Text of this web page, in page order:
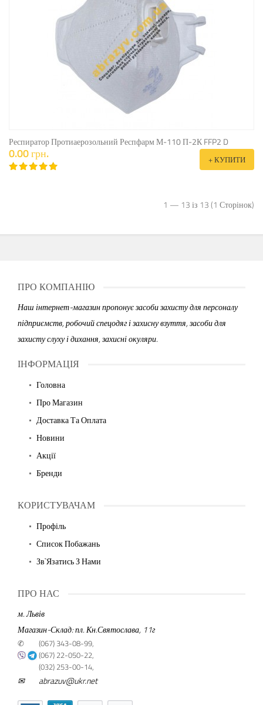
Респиратор Протиаерозольний Респфарм М-110 П-2К FFP2 D
0.00 грн. + КУПИТИ
1 — 13 із 13 (1 Сторінок)
ПРО КОМПАНІЮ
Наш інтернет-магазин пропонує засоби захисту для персоналу
підприємств, робочий спецодяг і захисну взуття, засоби для
захисту слуху і дихання, захисні окуляри.
ІНФОРМАЦІЯ
Головна
Про Магазин
Доставка Та Оплата
Новини
Акції
Бренди
КОРИСТУВАЧАМ
Профіль
Список Побажань
Зв`язатись З Нами
ПРО НАС
м. Львів
Магазин-Склад: пл. Кн.Святослава, 11г
✆
(067) 343-08-99,
(067) 22-050-22,
(032) 253-00-14,
✉ abrazuv@ukr.net